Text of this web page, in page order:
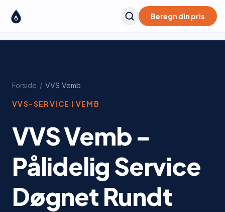
Beregn din pris
Forside / VVS Vemb
VVS-SERVICE I VEMB
VVS Vemb -
Pålidelig Service
Døgnet Rundt